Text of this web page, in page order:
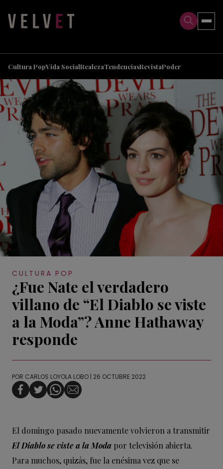
Cultura PopVida SocialRealezaTendenciasRevistaPoder
CULTURA POP
¿Fue Nate el verdadero
villano de “El Diablo se viste
a la Moda”? Anne Hathaway
responde
POR CARLOS LOYOLA LOBO | 26 OCTUBRE 2022
El domingo pasado nuevamente volvieron a transmitir
El Diablo se viste a la Moda por televisión abierta.
Para muchos, quizás, fue la enésima vez que se